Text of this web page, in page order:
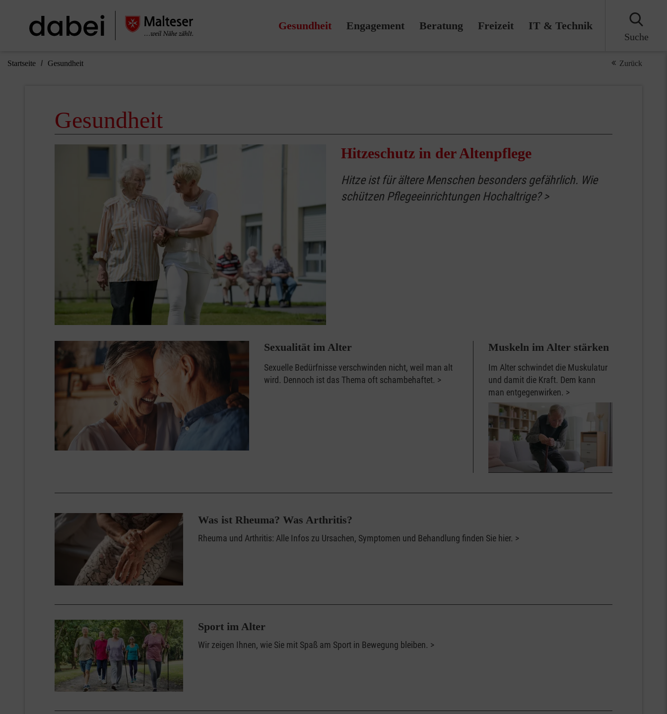
Gesundheit Engagement Beratung Freizeit IT & Technik
Suche
Startseite Gesundheit Zurück
Gesundheit
Hitzeschutz in der Altenpflege
Hitze ist für ältere Menschen besonders gefährlich. Wie
schützen Pflegeeinrichtungen Hochaltrige?
Sexualität im Alter
Sexuelle Bedürfnisse verschwinden nicht, weil man alt
wird. Dennoch ist das Thema oft schambehaftet.
Muskeln im Alter stärken
Im Alter schwindet die Muskulatur
und damit die Kraft. Dem kann
man entgegenwirken.
Was ist Rheuma? Was Arthritis?
Rheuma und Arthritis: Alle Infos zu Ursachen, Symptomen und Behandlung finden Sie hier.
Sport im Alter
Wir zeigen Ihnen, wie Sie mit Spaß am Sport in Bewegung bleiben.